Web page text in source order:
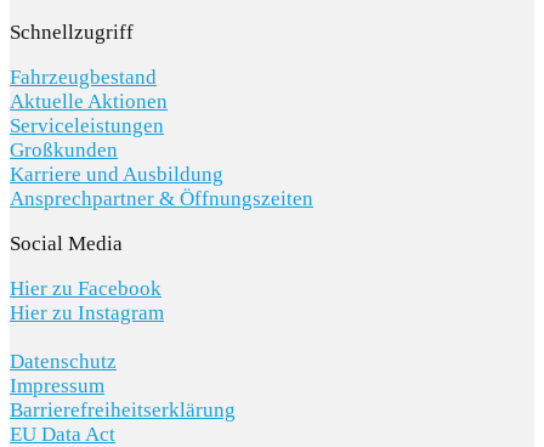
Schnellzugriff
Fahrzeugbestand
Aktuelle Aktionen
Serviceleistungen
Großkunden
Karriere und Ausbildung
Ansprechpartner & Öffnungszeiten
Social Media
Hier zu Facebook
Hier zu Instagram
Datenschutz
Impressum
Barrierefreiheitserklärung
EU Data Act